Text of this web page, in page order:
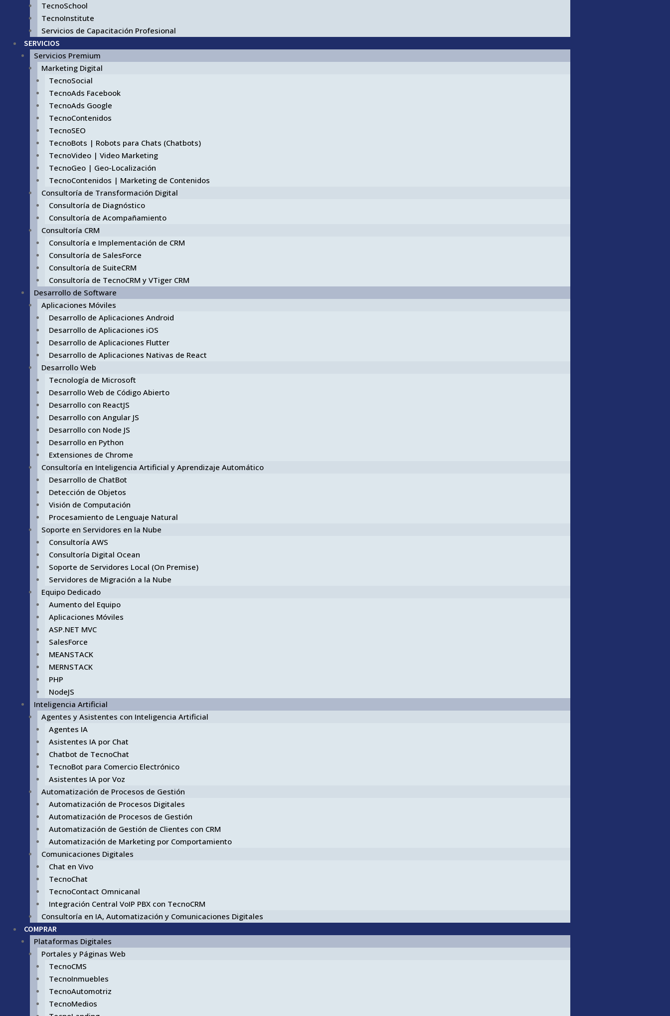
TecnoSchool
TecnoInstitute
Servicios de Capacitación Profesional
SERVICIOS
Servicios Premium
Marketing Digital
TecnoSocial
TecnoAds Facebook
TecnoAds Google
TecnoContenidos
TecnoSEO
TecnoBots | Robots para Chats (Chatbots)
TecnoVideo | Video Marketing
TecnoGeo | Geo-Localización
TecnoContenidos | Marketing de Contenidos
Consultoría de Transformación Digital
Consultoría de Diagnóstico
Consultoría de Acompañamiento
Consultoría CRM
Consultoría e Implementación de CRM
Consultoría de SalesForce
Consultoría de SuiteCRM
Consultoría de TecnoCRM y VTiger CRM
Desarrollo de Software
Aplicaciones Móviles
Desarrollo de Aplicaciones Android
Desarrollo de Aplicaciones iOS
Desarrollo de Aplicaciones Flutter
Desarrollo de Aplicaciones Nativas de React
Desarrollo Web
Tecnología de Microsoft
Desarrollo Web de Código Abierto
Desarrollo con ReactJS
Desarrollo con Angular JS
Desarrollo con Node JS
Desarrollo en Python
Extensiones de Chrome
Consultoría en Inteligencia Artificial y Aprendizaje Automático
Desarrollo de ChatBot
Detección de Objetos
Visión de Computación
Procesamiento de Lenguaje Natural
Soporte en Servidores en la Nube
Consultoría AWS
Consultoría Digital Ocean
Soporte de Servidores Local (On Premise)
Servidores de Migración a la Nube
Equipo Dedicado
Aumento del Equipo
Aplicaciones Móviles
ASP.NET MVC
SalesForce
MEANSTACK
MERNSTACK
PHP
NodeJS
Inteligencia Artificial
Agentes y Asistentes con Inteligencia Artificial
Agentes IA
Asistentes IA por Chat
Chatbot de TecnoChat
TecnoBot para Comercio Electrónico
Asistentes IA por Voz
Automatización de Procesos de Gestión
Automatización de Procesos Digitales
Automatización de Procesos de Gestión
Automatización de Gestión de Clientes con CRM
Automatización de Marketing por Comportamiento
Comunicaciones Digitales
Chat en Vivo
TecnoChat
TecnoContact Omnicanal
Integración Central VoIP PBX con TecnoCRM
Consultoría en IA, Automatización y Comunicaciones Digitales
COMPRAR
Plataformas Digitales
Portales y Páginas Web
TecnoCMS
TecnoInmuebles
TecnoAutomotriz
TecnoMedios